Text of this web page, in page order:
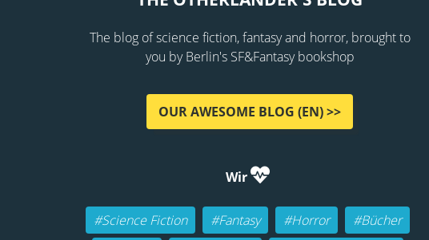
The blog of science fiction, fantasy and horror, brought to
you by Berlin's SF&Fantasy bookshop
OUR AWESOME BLOG (EN) >>
Wir
#Science Fiction #Fantasy #Horror
#Bücher